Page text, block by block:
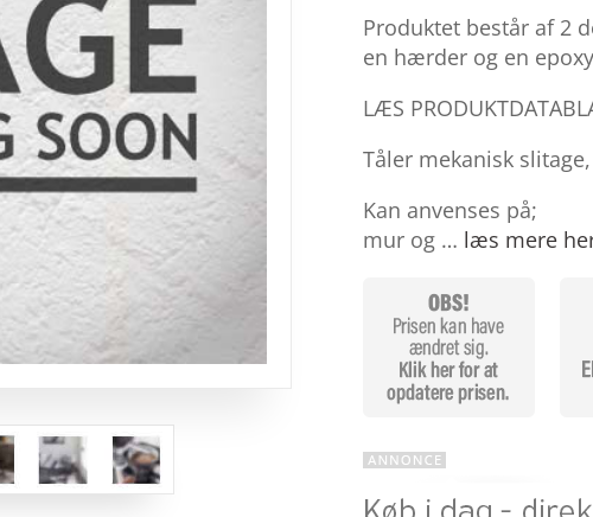
Produktet består af 2
en hærder og en
LÆS
Tåler mekanisk
Kan anvenses på;
mur og … læs mere